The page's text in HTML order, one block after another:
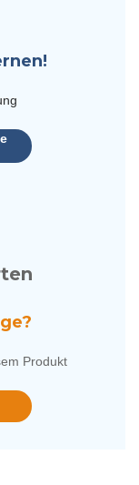
Produkt